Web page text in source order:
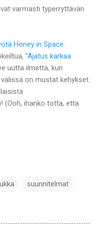
varmasti typerryttävän
Honey in Space.
"Ajatus karkaa
uutta ilmettä, kun
on mustat kehykset.
(Ooh, ihanko totta, että
suunnitelmat